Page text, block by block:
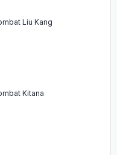
Liu Kang
Kitana